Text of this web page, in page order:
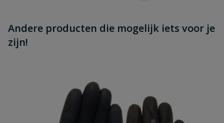
Andere producten die mogelijk iets voor je
zijn!